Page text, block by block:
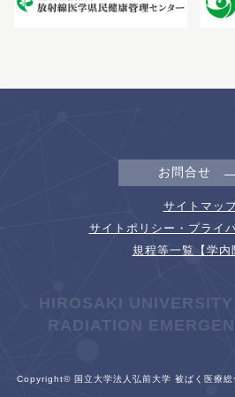
お問合せ
サイトマッ
サイトポリシー・プライ
規程等一覧【学内
HIROSAKI
RADIATION
Copyright© 国立大学法人弘前大学 被ばく医療